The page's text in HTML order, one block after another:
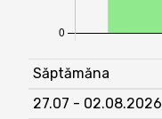
Săptămăna
27.07 - 02.08.2026